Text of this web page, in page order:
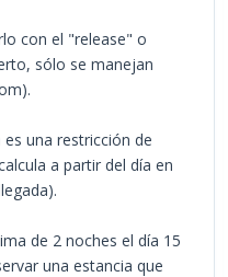
con el "release" o
sólo se manejan
una restricción de
a partir del día en
de 2 noches el día 15
una estancia que